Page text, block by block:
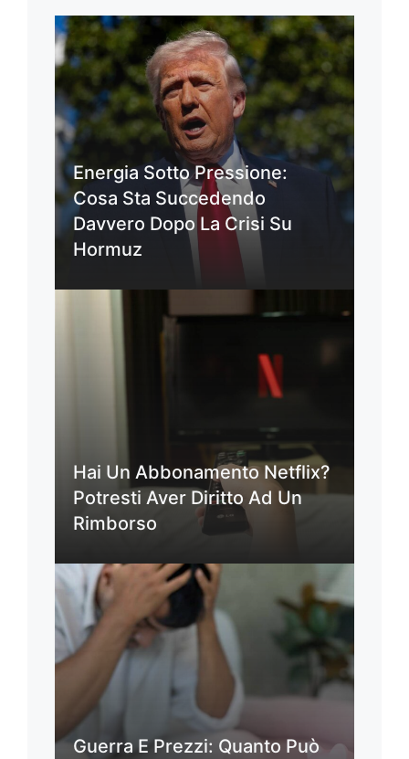
Energia Sotto Pressione:
Cosa Sta Succedendo
Davvero Dopo La Crisi Su
Hormuz
Hai Un Abbonamento Netflix?
Potresti Aver Diritto Ad Un
Rimborso
Guerra E Prezzi: Quanto Può